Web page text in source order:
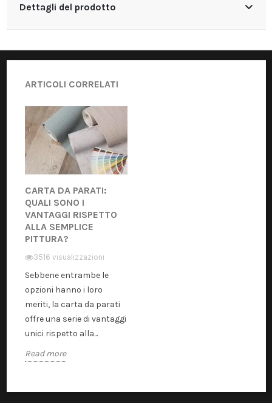
Dettagli del prodotto
ARTICOLI CORRELATI
CARTA DA PARATI:
QUALI SONO I
VANTAGGI RISPETTO
ALLA SEMPLICE
PITTURA?
3516 visualizzazioni
Sebbene entrambe le
opzioni hanno i loro
meriti, la carta da parati
offre una serie di vantaggi
unici rispetto alla...
Read more